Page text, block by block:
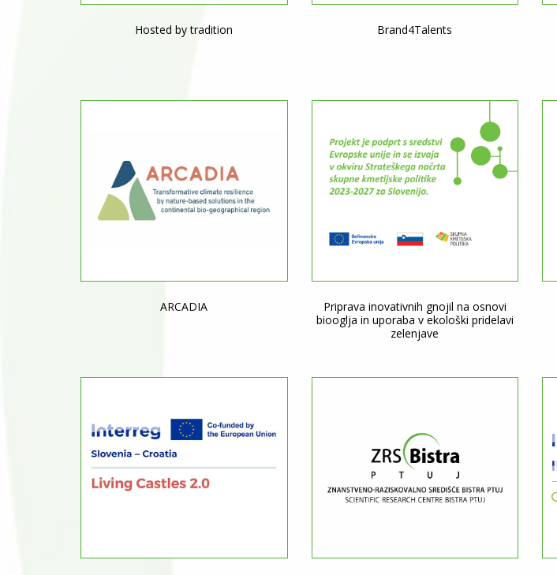
Hosted by tradition Brand4Talents
ARCADIA
Priprava inovativnih gnojil na osnovi
biooglja in uporaba v ekološki pridelavi
zelenjave